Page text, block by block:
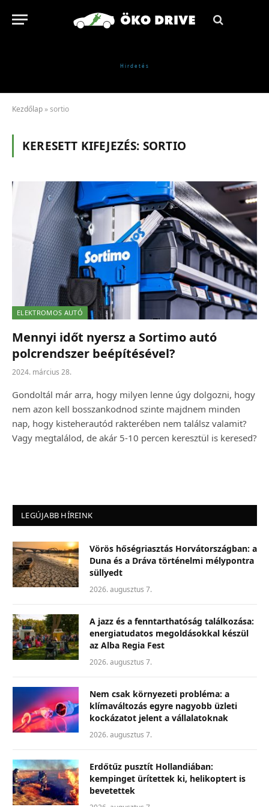
Kezdőlap »sortio
KERESETT KIFEJEZÉS: SORTIO
ELEKTROMOS AUTÓ
Mennyi időt nyersz a Sortimo autó
polcrendszer beépítésével?
2024. március 28.
Gondoltál már arra, hogy milyen lenne úgy dolgozni, hogy
nem azon kell bosszankodnod szinte majdnem minden
nap, hogy kisteherautód rakterében nem találsz valamit?
Vagy megtalálod, de akár 5-10 percen keresztül is keresed?
LEGÚJABB HÍREINK
Vörös hőségriasztás Horvátországban: a
Duna és a Dráva történelmi mélypontra
süllyedt
2026. augusztus 7.
A jazz és a fenntarthatóság találkozása:
energiatudatos megoldásokkal készül
az Alba Regia Fest
2026. augusztus 7.
Nem csak környezeti probléma: a
klímaváltozás egyre nagyobb üzleti
kockázatot jelent a vállalatoknak
2026. augusztus 7.
Erdőtűz pusztít Hollandiában:
kempinget ürítettek ki, helikoptert is
bevetettek